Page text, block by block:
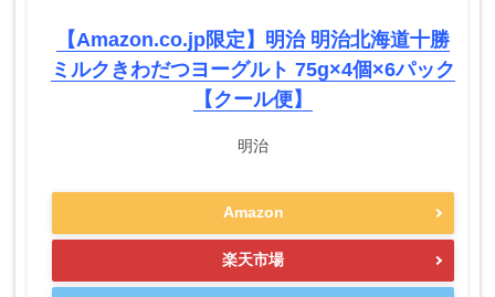
【Amazon.co.jp限定】明治 明治北海道十勝
ミルクきわだつヨーグルト 75g×4個×6パック
【クール便】
明治
Amazon
楽天市場